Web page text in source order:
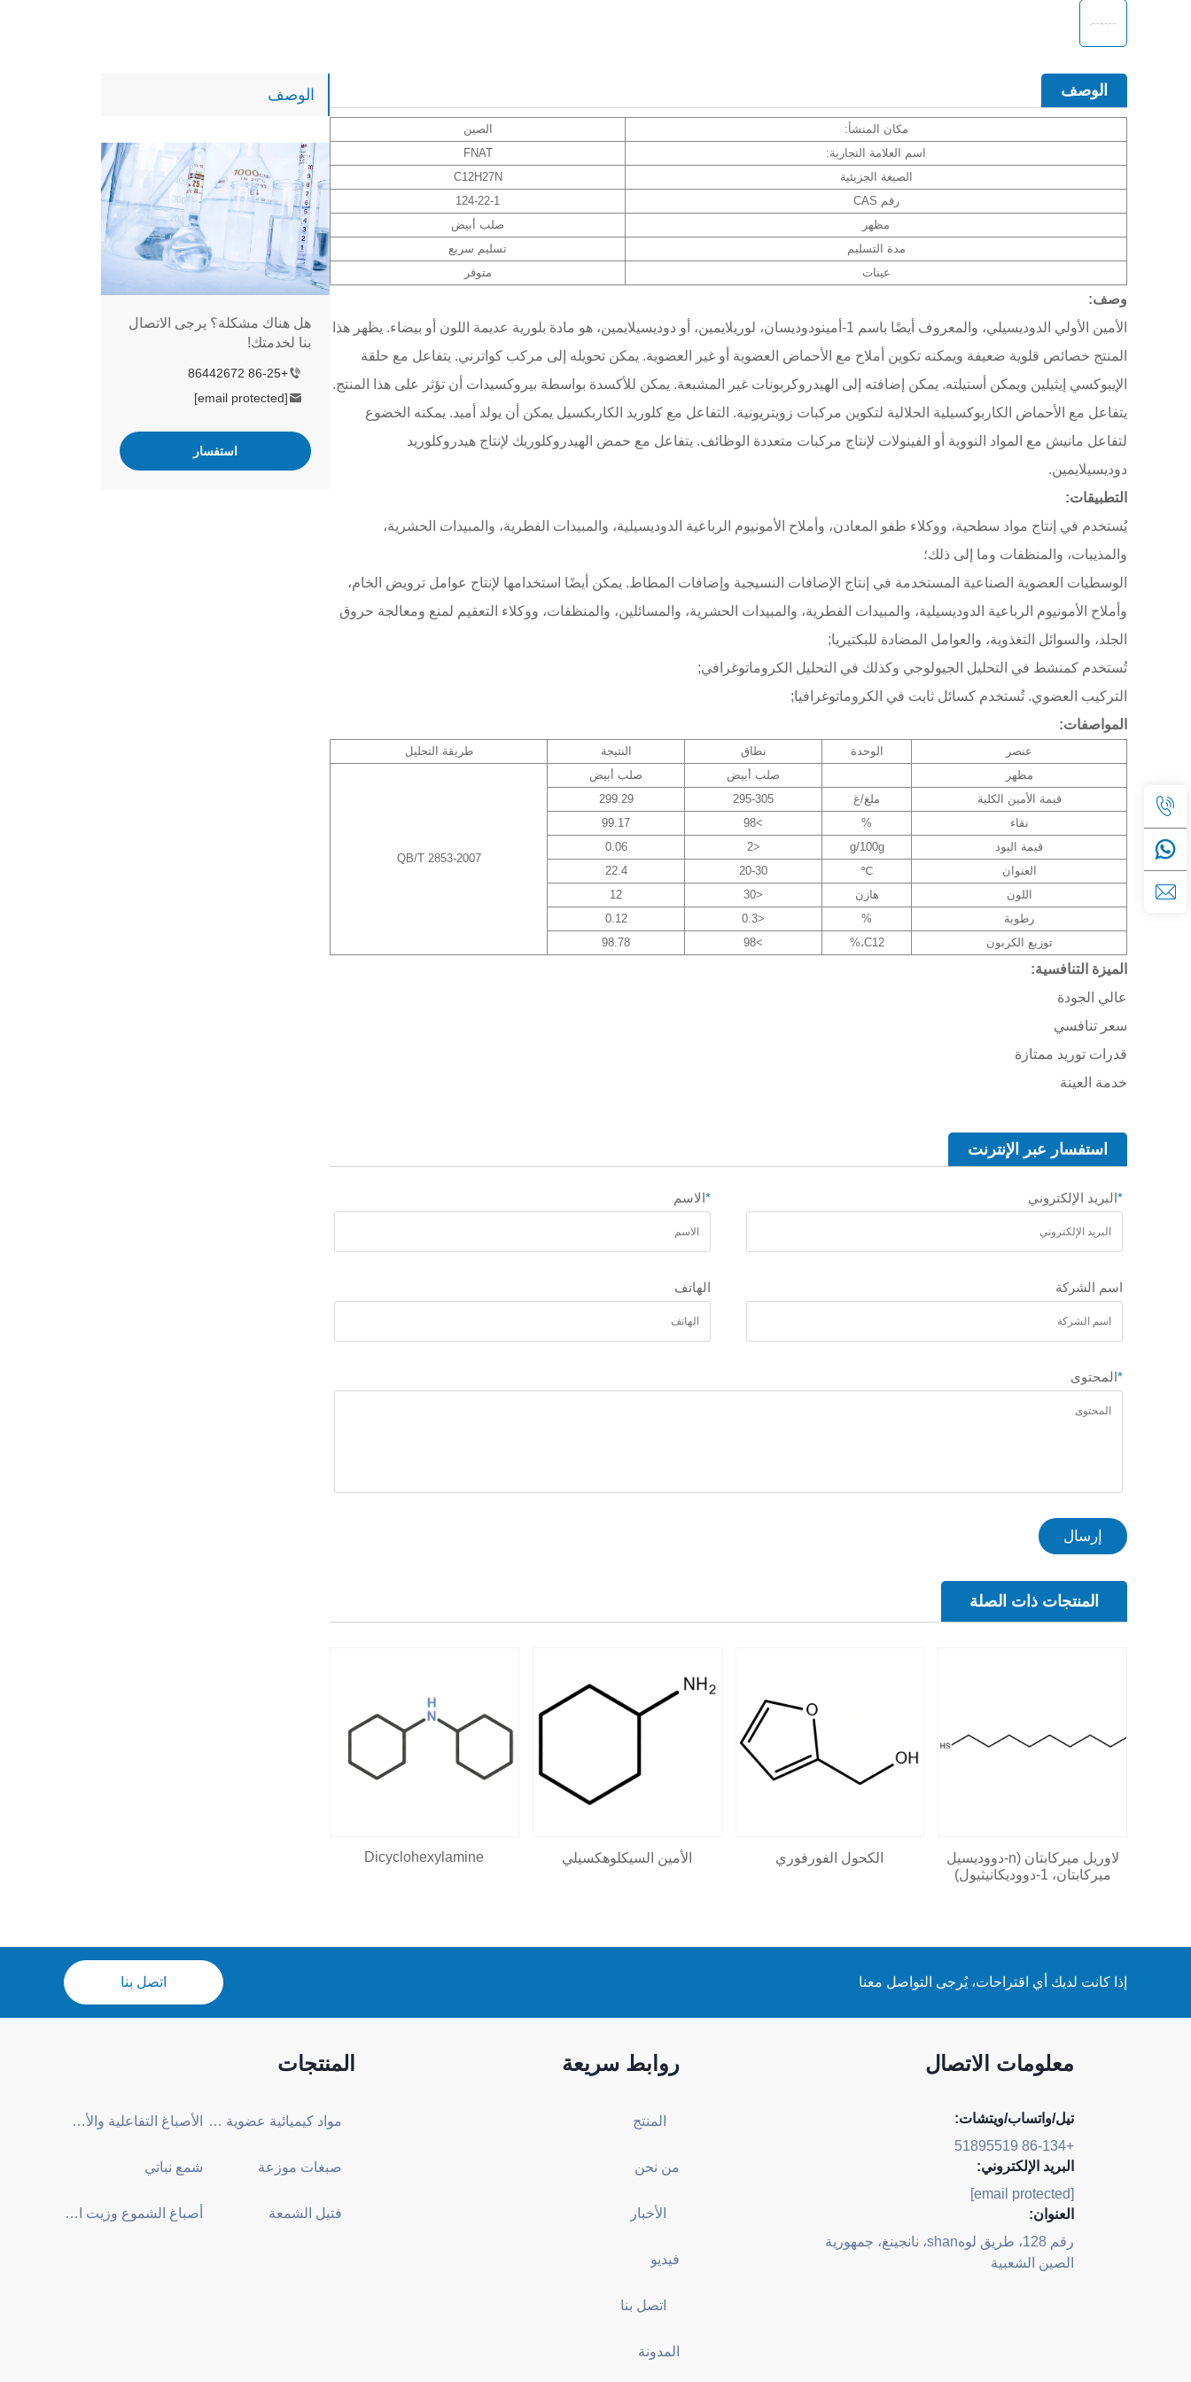
الوصف
هل هناك مشكلة؟ يرجى الاتصال
بنا لخدمتك!
+86-25 86442672
[email protected]
استفسار
الوصف
مكان المنشأ:
الصين
اسم العلامة التجارية:
FNAT
الصيغة الجزيئية
C12H27N
رقم CAS
124-22-1
مظهر
صلب أبيض
مدة التسليم
تسليم سريع
عينات
متوفر
وصف:
الأمين الأولي الدوديسيلي، والمعروف أيضًا باسم 1-أمينودوديسان، لوريلايمين، أو دوديسيلايمين، هو مادة بلورية عديمة اللون أو بيضاء. يظهر هذا
المنتج خصائص قلوية ضعيفة ويمكنه تكوين أملاح مع الأحماض العضوية أو غير العضوية. يمكن تحويله إلى مركب كواترني. يتفاعل مع حلقة
الإيبوكسي إيثيلين ويمكن أستيلته. يمكن إضافته إلى الهيدروكربونات غير المشبعة. يمكن للأكسدة بواسطة بيروكسيدات أن تؤثر على هذا المنتج.
يتفاعل مع الأحماض الكاربوكسيلية الحلالية لتكوين مركبات زويتريونية. التفاعل مع كلوريد الكاربكسيل يمكن أن يولد أميد. يمكنه الخضوع
لتفاعل مانيش مع المواد النووية أو الفينولات لإنتاج مركبات متعددة الوظائف. يتفاعل مع حمض الهيدروكلوريك لإنتاج هيدروكلوريد
دوديسيلايمين.
التطبيقات:
يُستخدم في إنتاج مواد سطحية، ووكلاء طفو المعادن، وأملاح الأمونيوم الرباعية الدوديسيلية، والمبيدات الفطرية، والمبيدات الحشرية،
والمذيبات، والمنظفات وما إلى ذلك؛
الوسطيات العضوية الصناعية المستخدمة في إنتاج الإضافات النسيجية وإضافات المطاط. يمكن أيضًا استخدامها لإنتاج عوامل ترويض الخام،
وأملاح الأمونيوم الرباعية الدوديسيلية، والمبيدات الفطرية، والمبيدات الحشرية، والمسائلين، والمنظفات، ووكلاء التعقيم لمنع ومعالجة حروق
الجلد، والسوائل التغذوية، والعوامل المضادة للبكتيريا;
تُستخدم كمنشط في التحليل الجيولوجي وكذلك في التحليل الكروماتوغرافي;
التركيب العضوي. تُستخدم كسائل ثابت في الكروماتوغرافيا;
المواصفات:
عنصر الوحدة نطاق النتيجة
طريقة التحليل
مظهر
صلب أبيض صلب أبيض
QB/T 2853-2007
قيمة الأمين الكلية ملغ/غ 295-305
299.29
نقاء
%
>98
99.17
قيمة اليود
g/100g
<2
0.06
العنوان
℃
20-30
22.4
اللون
هازن <30
12
رطوبة
%
<0.3
0.12
توزيع الكربون
C12،% >98
98.78
الميزة التنافسية:
عالي الجودة
سعر تنافسي
قدرات توريد ممتازة
خدمة العينة
استفسار عبر الإنترنت
*الاسم *البريد الإلكتروني
الهاتف اسم الشركة
*المحتوى
إرسال
المنتجات ذات الصلة
Dicyclohexylamine الأمين السيكلوهكسيلي الكحول الفورفوري
لاوريل ميركابتان (n-دووديسيل
ميركابتان، 1-دووديكانيثيول)
إذا كانت لديك أي اقتراحات، يُرجى التواصل معنا اتصل بنا
معلومات الاتصال
تيل/واتساب/ويتشات:
+86-134 51895519
البريد الإلكتروني:
[email protected]
العنوان:
رقم 128، طريق لوهshan، نانجينغ، جمهورية
الصين الشعبية
روابط سريعة
المنتج
من نحن
الأخبار
فيديو
اتصل بنا
المدونة
المنتجات
مواد كيميائية عضوية خام الأصباغ التفاعلية والأصباغ المباشرة
صبغات موزعة شمع نباتي
فتيل الشمعة أصباغ الشموع وزيت العطر